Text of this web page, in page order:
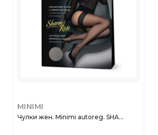
MINIMI
Чулки жен. Minimi autoreg. SHA...